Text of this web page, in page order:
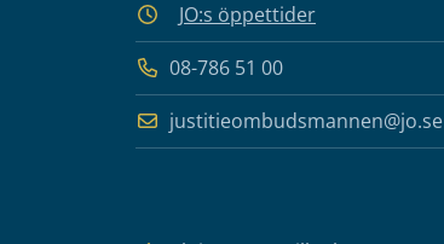
JO:s öppettider
08-786 51 00
justitieombudsmannen@jo.se